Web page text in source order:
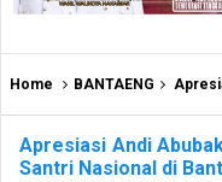
Home BANTAENG Apresiasi
Apresiasi Andi
Santri Nasional di